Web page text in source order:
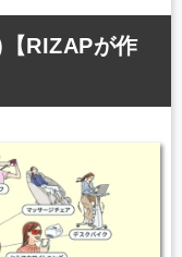
RIZAPが作